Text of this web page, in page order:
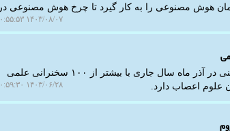
در ساختار سازمان هوش مصنوعی را به کار گیرد تا چرخ هوش مصنوعی در
۱۴۰۳/۰۸/۰۷ ۱۰:۵۵:۵۳
به گزارش کارا پیام، سیزدهمین کنگره علوم اعصاب پایه و بالینی در آذر ماه سال جاری با بیشتر از ۱۰۰ سخنرانی علمی
علوم اعصاب دارد.
۱۴۰۳/۰۶/۲۸ ۱۰:۵۹:۳۰